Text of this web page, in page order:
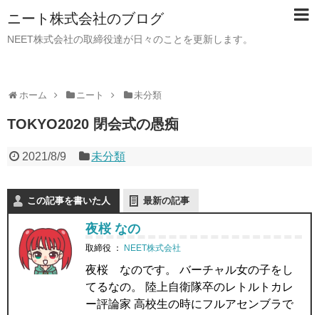
ニート株式会社のブログ
NEET株式会社の取締役達が日々のことを更新します。
ホーム ニート 未分類
TOKYO2020 閉会式の愚痴
2021/8/9 未分類
この記事を書いた人 最新の記事
夜桜 なの
取締役 ： NEET株式会社
夜桜 なのです。 バーチャル女の子をし
てるなの。 陸上自衛隊卒のレトルトカレ
ー評論家 高校生の時にフルアセンブラで